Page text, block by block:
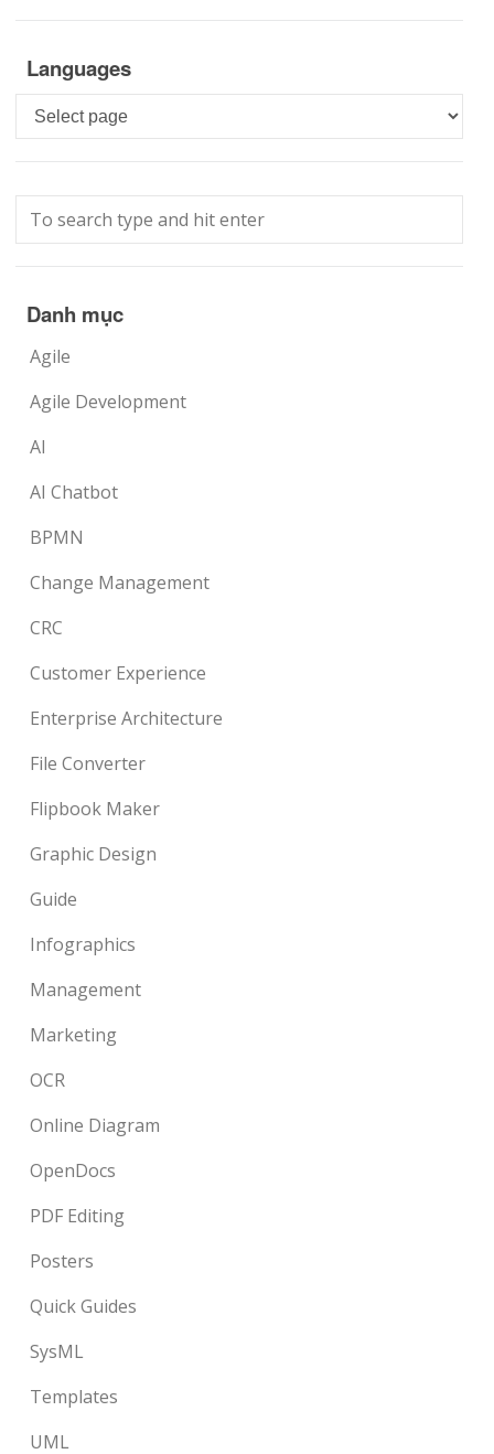
Languages
Languages
Danh mục
Agile
Agile Development
AI
AI Chatbot
BPMN
Change Management
CRC
Customer Experience
Enterprise Architecture
File Converter
Flipbook Maker
Graphic Design
Guide
Infographics
Management
Marketing
OCR
Online Diagram
OpenDocs
PDF Editing
Posters
Quick Guides
SysML
Templates
UML